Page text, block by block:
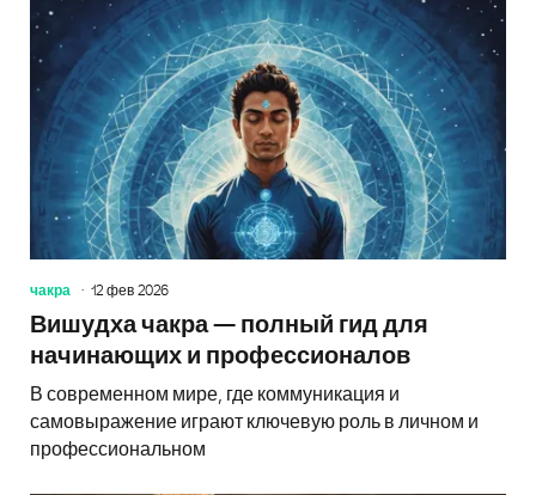
чакра 12 фев 2026
Вишудха чакра — полный гид для
начинающих и профессионалов
В современном мире, где коммуникация и
самовыражение играют ключевую роль в личном и
профессиональном